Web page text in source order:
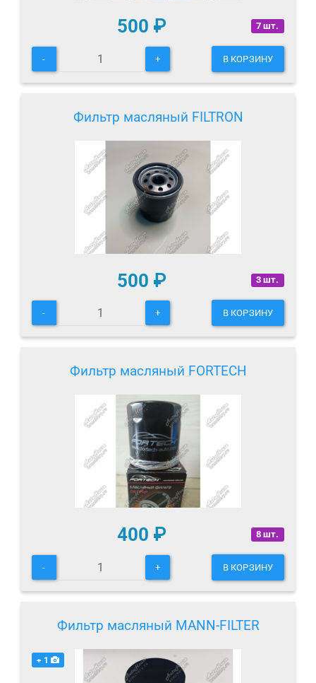
7 шт.
500 ₽
- + В КОРЗИНУ
Фильтр масляный FILTRON
3 шт.
500 ₽
- + В КОРЗИНУ
Фильтр масляный FORTECH
8 шт.
400 ₽
- + В КОРЗИНУ
Фильтр масляный MANN-FILTER
+ 1